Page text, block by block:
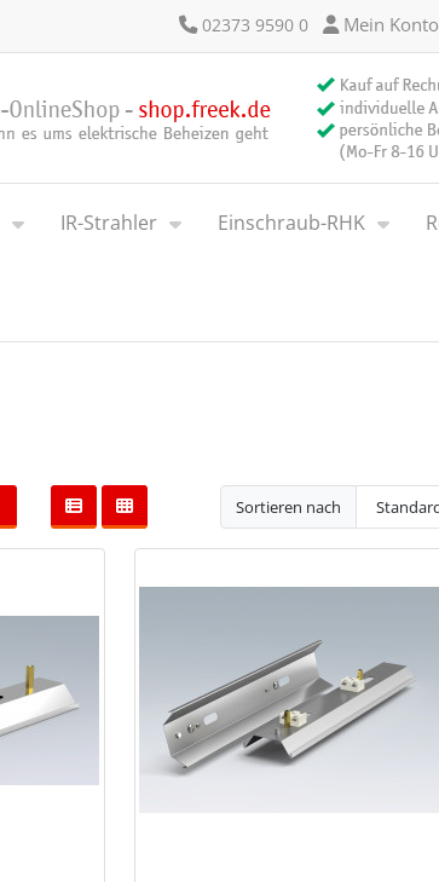
02373 9590 0 Mein Konto
IR-Strahler Einschraub-RHK
Sortieren nach